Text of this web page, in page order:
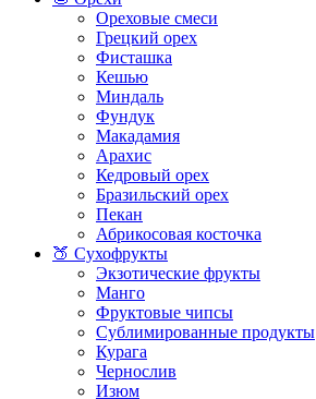
Ореховые смеси
Грецкий орех
Фисташка
Кешью
Миндаль
Фундук
Макадамия
Арахис
Кедровый орех
Бразильский орех
Пекан
Абрикосовая косточка
🍑 Сухофрукты
Экзотические фрукты
Манго
Фруктовые чипсы
Сублимированные продукты
Курага
Чернослив
Изюм